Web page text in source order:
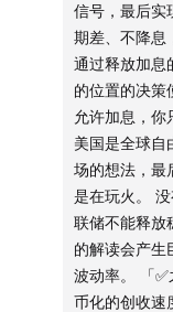
信号，最后实
期差、不降息
通过释放加息
的位置的决策
允许加息，你
美国是全球自
场的想法，最
是在玩火。
联储不能释放
的解读会产生
波动率。 「
币化的创收速